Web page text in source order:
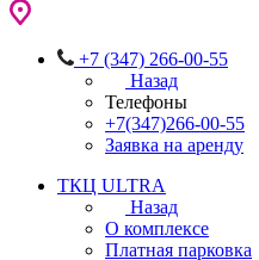
+7 (347) 266-00-55
Назад
Телефоны
+7(347)266-00-55
Заявка на аренду
ТКЦ ULTRA
Назад
О комплексе
Платная парковка